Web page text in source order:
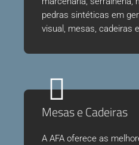
pedras sintéticas em
visual, mesas, cadeiras
Mesas e Cadeiras
A AFA oferece as